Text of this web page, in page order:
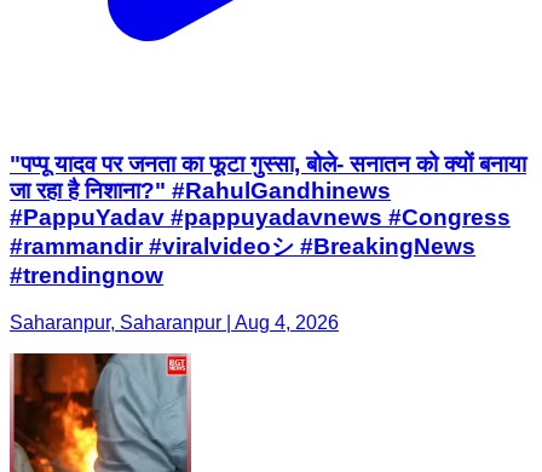
"पप्पू यादव पर जनता का फूटा गुस्सा, बोले- सनातन को क्यों बनाया
जा रहा है निशाना?" #RahulGandhinews
#PappuYadav #pappuyadavnews #Congress
#rammandir #viralvideoシ #BreakingNews
#trendingnow
Saharanpur, Saharanpur | Aug 4, 2026